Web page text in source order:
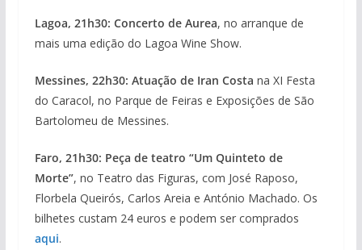
Lagoa, 21h30: Concerto de Aurea, no arranque de
mais uma edição do Lagoa Wine Show.
Messines, 22h30: Atuação de Iran Costa na XI Festa
do Caracol, no Parque de Feiras e Exposições de São
Bartolomeu de Messines.
Faro, 21h30: Peça de teatro “Um Quinteto de
Morte”, no Teatro das Figuras, com José Raposo,
Florbela Queirós, Carlos Areia e António Machado. Os
bilhetes custam 24 euros e podem ser comprados
aqui.